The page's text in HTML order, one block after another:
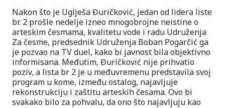
Nakon što je Uglješa Đuričković, jedan od lidera liste
br. 2 prošle nedelje izneo mnogobrojne neistine o
arteskim česmama, kvalitetu vode i radu Udruženja
Za česme, predsednik Udruženja Boban Pogarčić ga
je pozvao na TV duel, kako bi javnost bila objektivno
informisana. Međutim, Đuričković nije prihvatio
poziv, a lista br 2 je u međuvremenu predstavila svoj
program u kome, između ostalog, najavljuje
rekonstrukciju i zaštitu arteskih česama. Ovo bi
svakako bilo za pohvalu, da ono što najavljuju kao